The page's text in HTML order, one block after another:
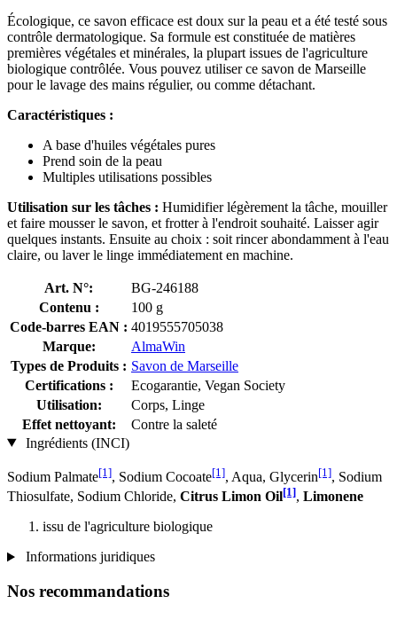
Écologique, ce savon efficace est doux sur la peau et a été testé sous
contrôle dermatologique. Sa formule est constituée de matières
premières végétales et minérales, la plupart issues de l'agriculture
biologique contrôlée. Vous pouvez utiliser ce savon de Marseille
pour le lavage des mains régulier, ou comme détachant.
Caractéristiques :
A base d'huiles végétales pures
Prend soin de la peau
Multiples utilisations possibles
Utilisation sur les tâches : Humidifier légèrement la tâche, mouiller
et faire mousser le savon, et frotter à l'endroit souhaité. Laisser agir
quelques instants. Ensuite au choix : soit rincer abondamment à l'eau
claire, ou laver le linge immédiatement en machine.
Art. N°:
BG-246188
Contenu :
100 g
Code-barres EAN : 4019555705038
Marque:
AlmaWin
Types de Produits : Savon de Marseille
Certifications :
Ecogarantie, Vegan Society
Utilisation:
Corps, Linge
Effet nettoyant:
Contre la saleté
Ingrédients (INCI)
Sodium Palmate[1], Sodium Cocoate[1], Aqua, Glycerin[1], Sodium
Thiosulfate, Sodium Chloride, Citrus Limon Oil[1], Limonene
issu de l'agriculture biologique
Informations juridiques
Nos recommandations